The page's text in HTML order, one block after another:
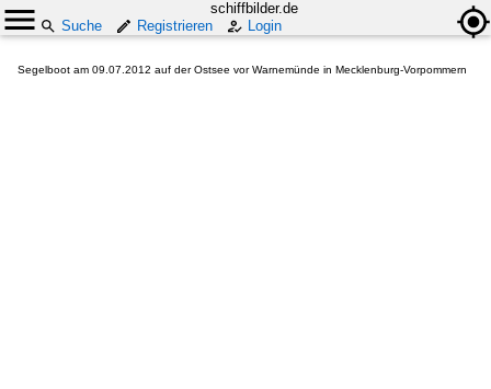
schiffbilder.de
Suche
Registrieren Login
Segelboot am 09.07.2012 auf der Ostsee vor Warnemünde in Mecklenburg-Vorpommern